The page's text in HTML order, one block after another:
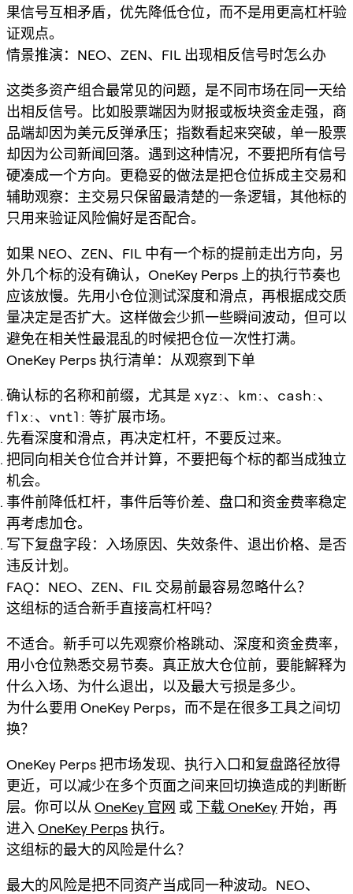
果信号互相矛盾，优先降低仓位，而不是用更高杠杆验
证观点。
情景推演：NEO、ZEN、FIL 出现相反信号时怎么办
这类多资产组合最常见的问题，是不同市场在同一天给
出相反信号。比如股票端因为财报或板块资金走强，商
品端却因为美元反弹承压；指数看起来突破，单一股票
却因为公司新闻回落。遇到这种情况，不要把所有信号
硬凑成一个方向。更稳妥的做法是把仓位拆成主交易和
辅助观察：主交易只保留最清楚的一条逻辑，其他标的
只用来验证风险偏好是否配合。
如果 NEO、ZEN、FIL 中有一个标的提前走出方向，另
外几个标的没有确认，OneKey Perps 上的执行节奏也
应该放慢。先用小仓位测试深度和滑点，再根据成交质
量决定是否扩大。这样做会少抓一些瞬间波动，但可以
避免在相关性最混乱的时候把仓位一次性打满。
OneKey Perps 执行清单：从观察到下单
确认标的名称和前缀，尤其是 xyz:、 km:、 cash:、
flx:、 vntl: 等扩展市场。
先看深度和滑点，再决定杠杆，不要反过来。
把同向相关仓位合并计算，不要把每个标的都当成独立
机会。
事件前降低杠杆，事件后等价差、盘口和资金费率稳定
再考虑加仓。
写下复盘字段：入场原因、失效条件、退出价格、是否
违反计划。
FAQ：NEO、ZEN、FIL 交易前最容易忽略什么？
这组标的适合新手直接高杠杆吗？
不适合。新手可以先观察价格跳动、深度和资金费率，
用小仓位熟悉交易节奏。真正放大仓位前，要能解释为
什么入场、为什么退出，以及最大亏损是多少。
为什么要用 OneKey Perps，而不是在很多工具之间切
换？
OneKey Perps 把市场发现、执行入口和复盘路径放得
更近，可以减少在多个页面之间来回切换造成的判断断
层。你可以从 OneKey 官网 或 下载 OneKey 开始，再
进入 OneKey Perps执行。
这组标的最大的风险是什么？
最大的风险是把不同资产当成同一种波动。NEO、